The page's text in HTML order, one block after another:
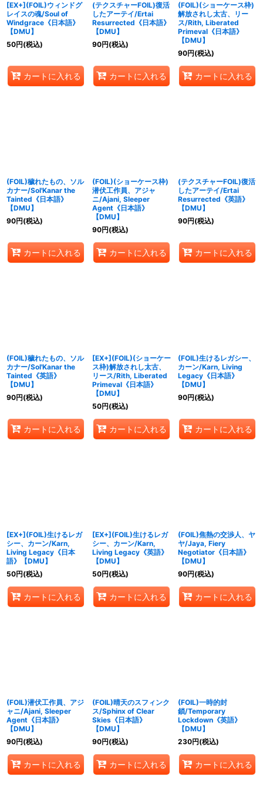
[EX+](FOIL)ウィンドグ
レイスの魂/Soul of
Windgrace《日本語》
【DMU】
50円(税込)
カートに入れる
(テクスチャーFOIL)復活
したアーテイ/Ertai
Resurrected《日本語》
【DMU】
90円(税込)
カートに入れる
(FOIL)(ショーケース枠)
解放されし太古、リー
ス/Rith, Liberated
Primeval《日本語》
【DMU】
90円(税込)
カートに入れる
(FOIL)穢れたもの、ソル
カナー/Sol'Kanar the
Tainted《日本語》
【DMU】
90円(税込)
カートに入れる
(FOIL)(ショーケース枠)
潜伏工作員、アジャ
ニ/Ajani, Sleeper
Agent《日本語》
【DMU】
90円(税込)
カートに入れる
(テクスチャーFOIL)復活
したアーテイ/Ertai
Resurrected《英語》
【DMU】
90円(税込)
カートに入れる
(FOIL)穢れたもの、ソル
カナー/Sol'Kanar the
Tainted《英語》
【DMU】
90円(税込)
カートに入れる
[EX+](FOIL)(ショーケー
ス枠)解放されし太古、
リース/Rith, Liberated
Primeval《日本語》
【DMU】
50円(税込)
カートに入れる
(FOIL)生けるレガシー、
カーン/Karn, Living
Legacy《日本語》
【DMU】
90円(税込)
カートに入れる
[EX+](FOIL)生けるレガ
シー、カーン/Karn,
Living Legacy《日本
語》【DMU】
50円(税込)
カートに入れる
[EX+](FOIL)生けるレガ
シー、カーン/Karn,
Living Legacy《英語》
【DMU】
50円(税込)
カートに入れる
(FOIL)焦熱の交渉人、ヤ
ヤ/Jaya, Fiery
Negotiator《日本語》
【DMU】
90円(税込)
カートに入れる
(FOIL)潜伏工作員、アジ
ャニ/Ajani, Sleeper
Agent《日本語》
【DMU】
90円(税込)
カートに入れる
(FOIL)晴天のスフィンク
ス/Sphinx of Clear
Skies《日本語》
【DMU】
90円(税込)
カートに入れる
(FOIL)一時的封
鎖/Temporary
Lockdown《英語》
【DMU】
230円(税込)
カートに入れる